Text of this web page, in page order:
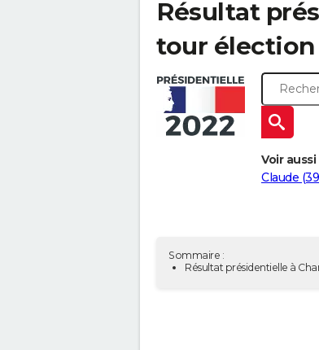
Résultat
tour élection
Voir aussi
Claude
Sommaire :
Résultat présidentielle à